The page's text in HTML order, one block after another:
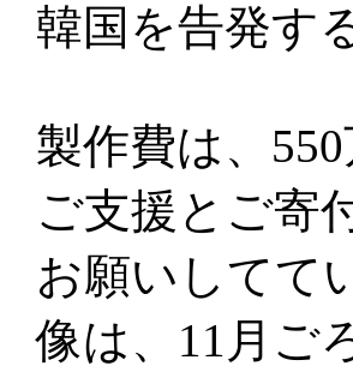
韓国を告発す
製作費は、
ご支援とご寄
お願いしてて
像は、11月ご